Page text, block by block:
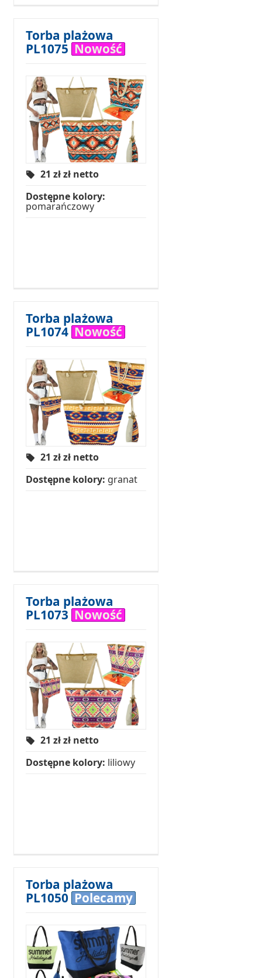
Torba plażowa
PL1075 Nowość
21 złzł netto
Dostępne kolory:
pomarańczowy
Torba plażowa
PL1074 Nowość
21 złzł netto
Dostępne kolory: granat
Torba plażowa
PL1073 Nowość
21 złzł netto
Dostępne kolory: liliowy
Torba plażowa
PL1050 Polecamy